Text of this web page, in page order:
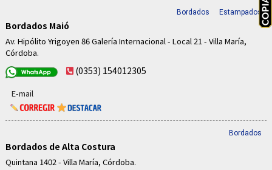
Bordados Estampados
Bordados Maió
Av. Hipólito Yrigoyen 86 Galería Internacional - Local 21 - Villa María,
Córdoba.
(0353) 154012305
E-mail
Bordados
Bordados de Alta Costura
Quintana 1402 - Villa María, Córdoba.